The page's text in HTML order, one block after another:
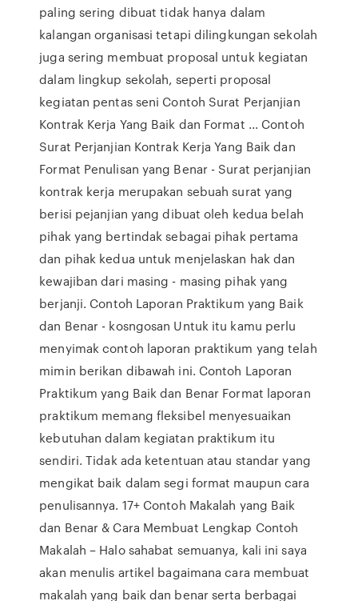
paling sering dibuat tidak hanya dalam
kalangan organisasi tetapi dilingkungan sekolah
juga sering membuat proposal untuk kegiatan
dalam lingkup sekolah, seperti proposal
kegiatan pentas seni Contoh Surat Perjanjian
Kontrak Kerja Yang Baik dan Format ... Contoh
Surat Perjanjian Kontrak Kerja Yang Baik dan
Format Penulisan yang Benar - Surat perjanjian
kontrak kerja merupakan sebuah surat yang
berisi pejanjian yang dibuat oleh kedua belah
pihak yang bertindak sebagai pihak pertama
dan pihak kedua untuk menjelaskan hak dan
kewajiban dari masing - masing pihak yang
berjanji. Contoh Laporan Praktikum yang Baik
dan Benar - kosngosan Untuk itu kamu perlu
menyimak contoh laporan praktikum yang telah
mimin berikan dibawah ini. Contoh Laporan
Praktikum yang Baik dan Benar Format laporan
praktikum memang fleksibel menyesuaikan
kebutuhan dalam kegiatan praktikum itu
sendiri. Tidak ada ketentuan atau standar yang
mengikat baik dalam segi format maupun cara
penulisannya. 17+ Contoh Makalah yang Baik
dan Benar & Cara Membuat Lengkap Contoh
Makalah – Halo sahabat semuanya, kali ini saya
akan menulis artikel bagaimana cara membuat
makalah yang baik dan benar serta berbagai